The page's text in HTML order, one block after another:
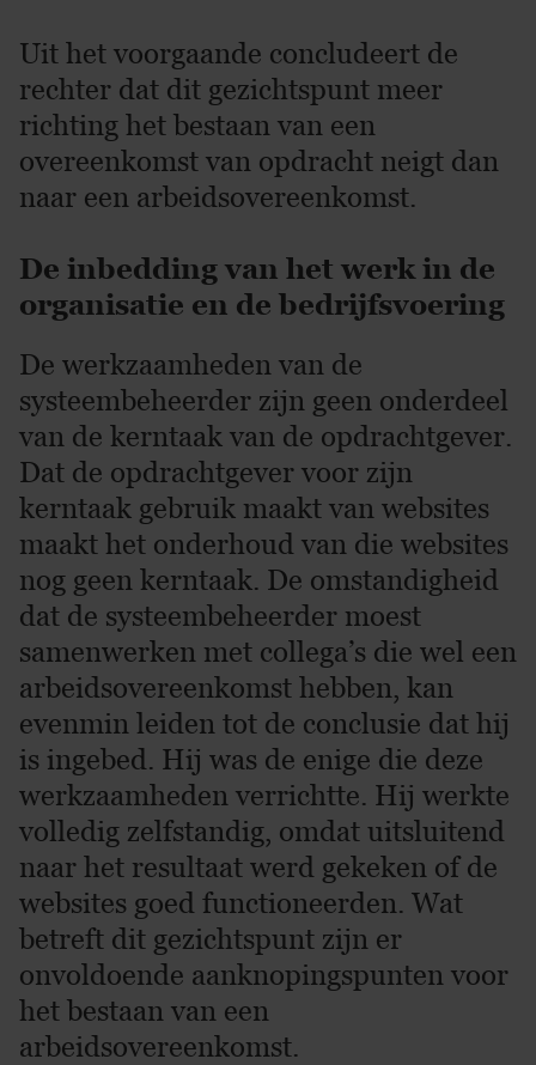
Uit het voorgaande concludeert de
rechter dat dit gezichtspunt meer
richting het bestaan van een
overeenkomst van opdracht neigt dan
naar een arbeidsovereenkomst.
De inbedding van het werk in de
organisatie en de bedrijfsvoering
De werkzaamheden van de
systeembeheerder zijn geen onderdeel
van de kerntaak van de opdrachtgever.
Dat de opdrachtgever voor zijn
kerntaak gebruik maakt van websites
maakt het onderhoud van die websites
nog geen kerntaak. De omstandigheid
dat de systeembeheerder moest
samenwerken met collega’s die wel een
arbeidsovereenkomst hebben, kan
evenmin leiden tot de conclusie dat hij
is ingebed. Hij was de enige die deze
werkzaamheden verrichtte. Hij werkte
volledig zelfstandig, omdat uitsluitend
naar het resultaat werd gekeken of de
websites goed functioneerden. Wat
betreft dit gezichtspunt zijn er
onvoldoende aanknopingspunten voor
het bestaan van een
arbeidsovereenkomst.